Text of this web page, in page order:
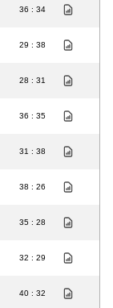
36 : 34
29 : 38
28 : 31
36 : 35
31 : 38
38 : 26
35 : 28
32 : 29
40 : 32